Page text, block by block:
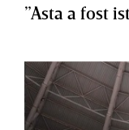
”Asta a fost